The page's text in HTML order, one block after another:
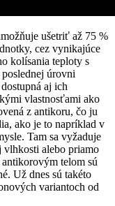
ušetriť až 75 %
cez vynikajúce
kolísania teploty s
úrovni
aj ich
vlastnosťami ako
z antikoru, čo ju
ako je to napríklad v
Tam sa vyžaduje
alebo priamo
telom sú
Už dnes sú takéto
variantoch od